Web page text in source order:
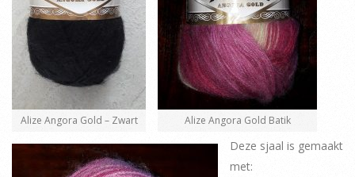
Alize Angora Gold – Zwart Alize Angora Gold Batik
Deze sjaal is gemaakt
met: